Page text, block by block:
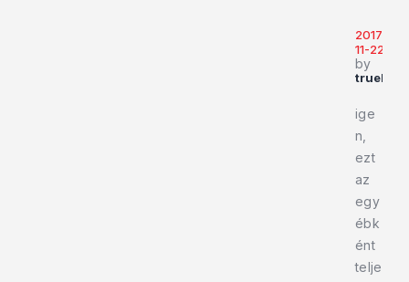
2017-
11-22
by
ige
n,
ezt
az
egy
ébk
ént
telje